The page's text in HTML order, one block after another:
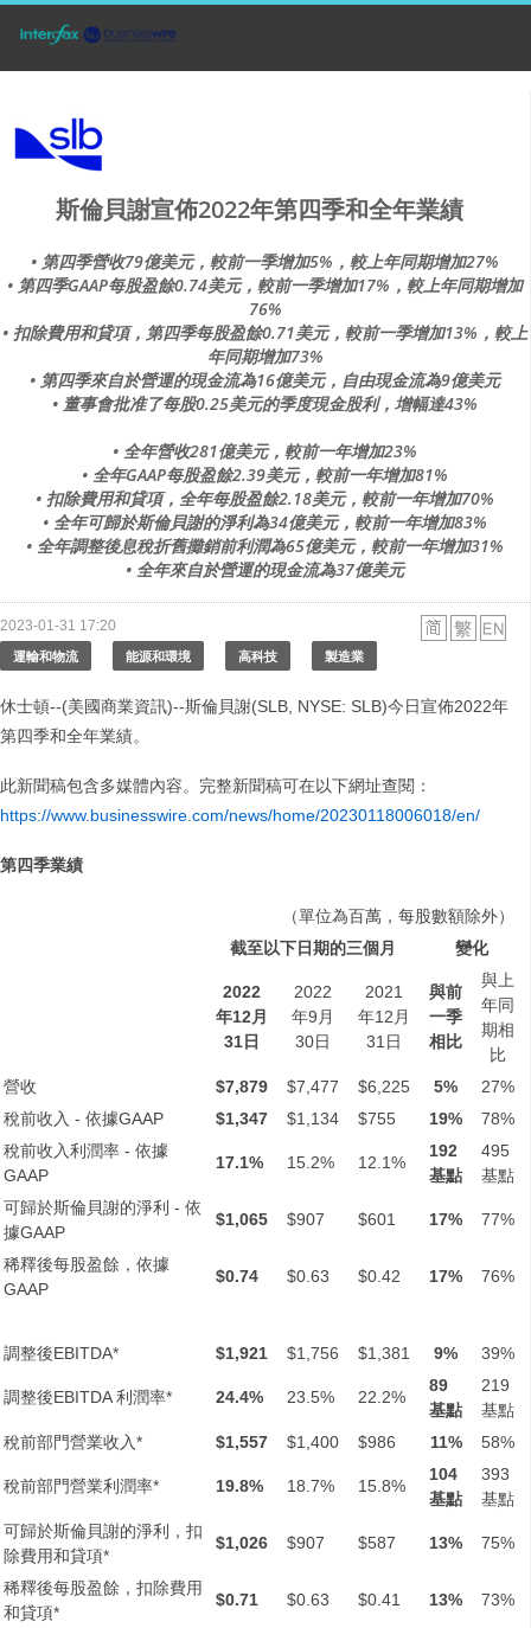
斯倫貝謝宣佈2022年第四季和全年業績
• 第四季營收79億美元，較前一季增加5%，較上年同期增加27%
• 第四季GAAP每股盈餘0.74美元，較前一季增加17%，較上年同期增加
76%
• 扣除費用和貸項，第四季每股盈餘0.71美元，較前一季增加13%，較上
年同期增加73%
• 第四季來自於營運的現金流為16億美元，自由現金流為9億美元
• 董事會批准了每股0.25美元的季度現金股利，增幅達43%
• 全年營收281億美元，較前一年增加23%
• 全年GAAP每股盈餘2.39美元，較前一年增加81%
• 扣除費用和貸項，全年每股盈餘2.18美元，較前一年增加70%
• 全年可歸於斯倫貝謝的淨利為34億美元，較前一年增加83%
• 全年調整後息稅折舊攤銷前利潤為65億美元，較前一年增加31%
• 全年來自於營運的現金流為37億美元
2023-01-31 17:20
運輸和物流 能源和環境 高科技 製造業
休士頓--(美國商業資訊)--斯倫貝謝(SLB, NYSE: SLB)今日宣佈2022年
第四季和全年業績。
此新聞稿包含多媒體內容。完整新聞稿可在以下網址查閱：
https://www.businesswire.com/news/home/20230118006018/en/
第四季業績
（單位為百萬，每股數額除外）
截至以下日期的三個月
變化
2022
年12月
31日
2022
年9月
30日
2021
年12月
31日
與前
一季
相比
與上
年同
期相
比
營收
$7,879 $7,477 $6,225 5%
27%
稅前收入 - 依據GAAP
$1,347 $1,134 $755 19%
78%
稅前收入利潤率 - 依據
GAAP
17.1% 15.2% 12.1%
192
基點
495
基點
可歸於斯倫貝謝的淨利 - 依
據GAAP
$1,065 $907 $601 17% 77%
稀釋後每股盈餘，依據
GAAP
$0.74 $0.63 $0.42 17% 76%
調整後EBITDA* $1,921 $1,756 $1,381 9% 39%
調整後EBITDA 利潤率* 24.4% 23.5% 22.2%
89
基點
219
基點
稅前部門營業收入*
$1,557 $1,400 $986 11% 58%
稅前部門營業利潤率* 19.8% 18.7% 15.8%
104
基點
393
基點
可歸於斯倫貝謝的淨利，扣
除費用和貸項*
$1,026 $907 $587 13% 75%
稀釋後每股盈餘，扣除費用
和貸項*
$0.71 $0.63 $0.41 13% 73%